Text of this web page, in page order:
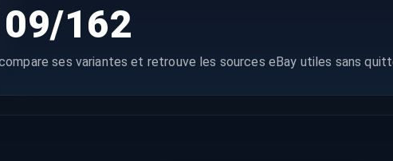
162
ses variantes et retrouve les sources eBay utiles sans